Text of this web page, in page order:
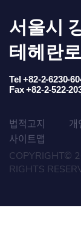
서울시
테헤란
Tel +82-2-6230-
Fax +82-2-522-
법적고지 개
사이트맵
COPYRIGHT©
RIGHTS